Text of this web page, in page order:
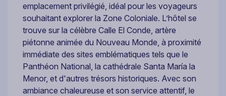
emplacement privilégié, idéal pour les voyageurs
souhaitant explorer la Zone Coloniale. L’hôtel se
trouve sur la célèbre Calle El Conde, artère
piétonne animée du Nouveau Monde, à proximité
immédiate des sites emblématiques tels que le
Panthéon National, la cathédrale Santa María la
Menor, et d'autres trésors historiques. Avec son
ambiance chaleureuse et son service attentif, le